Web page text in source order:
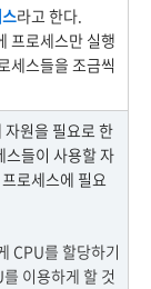
라고 한다.
프로세스만 실행
세스들을 조금씩
원을 필요로 한
스들이 사용할 자
로세스에 필요
CPU를 할당하기
이용하게 할 것